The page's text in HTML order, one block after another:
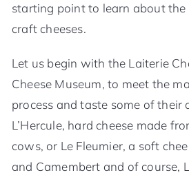
starting point to learn about
craft cheeses.
Let us begin with the Laiterie
Cheese Museum, to meet the
process and taste some of their
L’Hercule, hard cheese made
cows, or Le Fleumier, a soft
and Camembert and of course,